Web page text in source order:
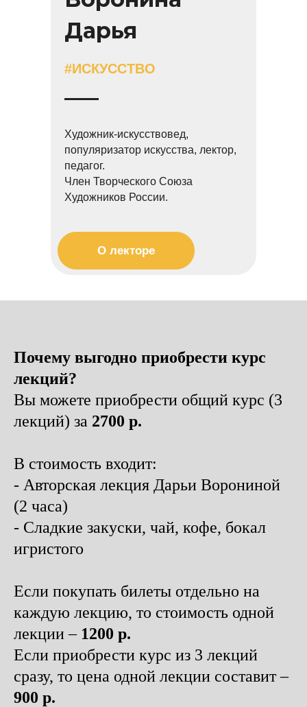
#ИСКУССТВО
Дарья
Художник-искусствовед,
популяризатор искусства, лектор,
педагог.
Член Творческого Союза
Художников России.
О лекторе
Почему выгодно приобрести курс
лекций?
Вы можете приобрести общий курс (3
лекций) за 2700 р.
В стоимость входит:
- Авторская лекция Дарьи Ворониной
(2 часа)
- Сладкие закуски, чай, кофе, бокал
игристого
Если покупать билеты отдельно на
каждую лекцию, то стоимость одной
лекции – 1200 р.
Если приобрести курс из 3 лекций
сразу, то цена одной лекции составит –
900 р.